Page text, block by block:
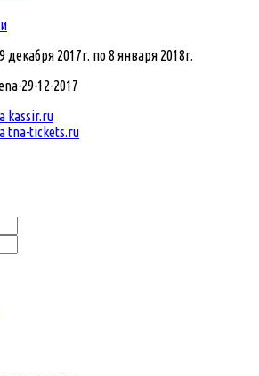
декабря 2017г. по 8 января 2018г.
kassir.ru
tna-tickets.ru